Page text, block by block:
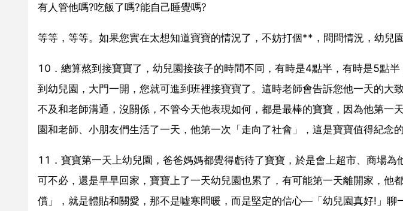
有人管他嗎?吃飯了嗎?能自己睡覺嗎?
等等，等等。如果您實在太想知道寶寶的情況了，不妨打個**，問問情況，幼兒園
10．總算熬到接寶寶了，幼兒園接孩子的時間不同，有時是4點半，有時是5點
到幼兒園，大門一開，您就可進到班裡接寶寶了。這時老師會告訴您他一天的大
不及和老師溝通，沒關係，不管今天他表現如何，都是最棒的寶寶，因為他第一
園和老師、小朋友們生活了一天，他第一次「走向了社會」，這是寶寶值得紀念的
11．寶寶第一天上幼兒園，爸爸媽媽都覺得虧待了寶寶，於是會上超市、商場為
可不必，還是早早回家，寶寶上了一天幼兒園也累了，有可能第一天離開家，他
償」，就是體貼和關愛，那不是噓寒問暖，而是堅定的信心—「幼兒園真好!」聊